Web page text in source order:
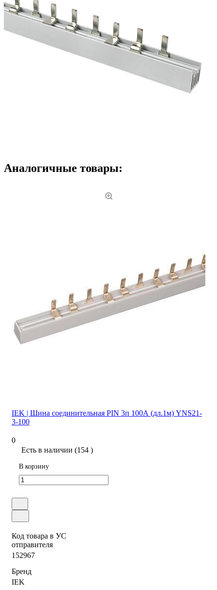
Аналогичные товары:
IEK | Шина соединительная PIN 3п 100А (дл.1м) YNS21-
3-100
0
Есть в наличии (154 )
В корзину
Код товара в УС
отправителя
152967
Бренд
IEK